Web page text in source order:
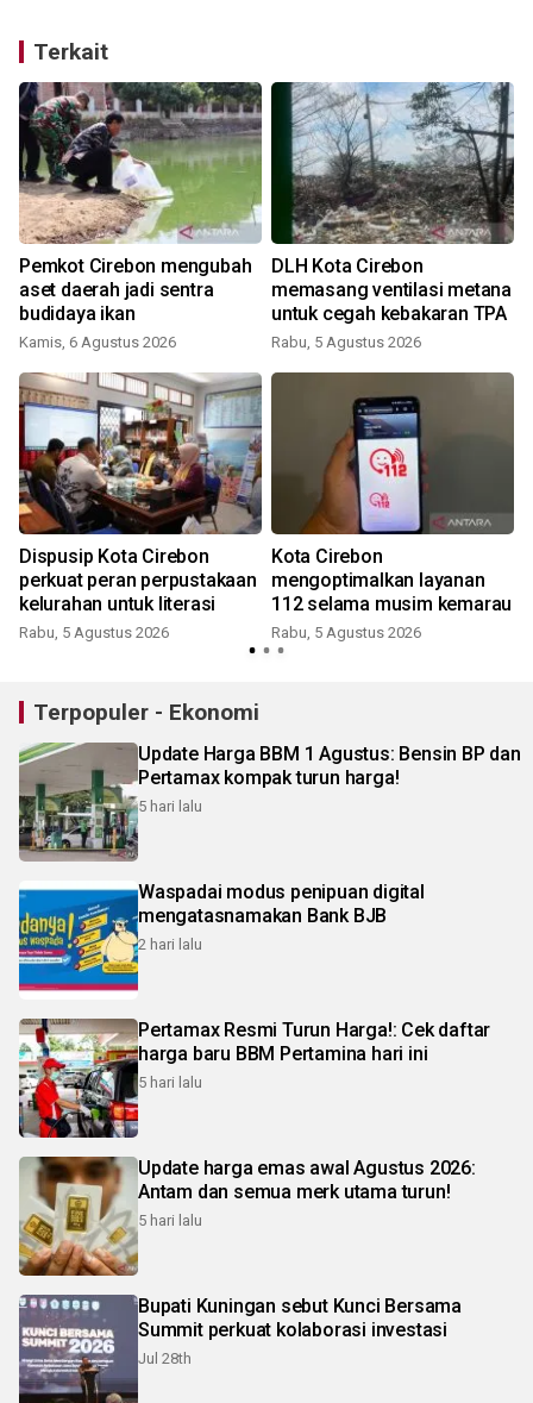
Terkait
Pemkot Cirebon mengubah
aset daerah jadi sentra
budidaya ikan
Kamis, 6 Agustus 2026
DLH Kota Cirebon
memasang ventilasi metana
untuk cegah kebakaran TPA
Rabu, 5 Agustus 2026
Dispusip Kota Cirebon
perkuat peran perpustakaan
kelurahan untuk literasi
Rabu, 5 Agustus 2026
Kota Cirebon
mengoptimalkan layanan
112 selama musim kemarau
Rabu, 5 Agustus 2026
Terpopuler - Ekonomi
Update Harga BBM 1 Agustus: Bensin BP dan
Pertamax kompak turun harga!
5 hari lalu
Waspadai modus penipuan digital
mengatasnamakan Bank BJB
2 hari lalu
Pertamax Resmi Turun Harga!: Cek daftar
harga baru BBM Pertamina hari ini
5 hari lalu
Update harga emas awal Agustus 2026:
Antam dan semua merk utama turun!
5 hari lalu
Bupati Kuningan sebut Kunci Bersama
Summit perkuat kolaborasi investasi
Jul 28th